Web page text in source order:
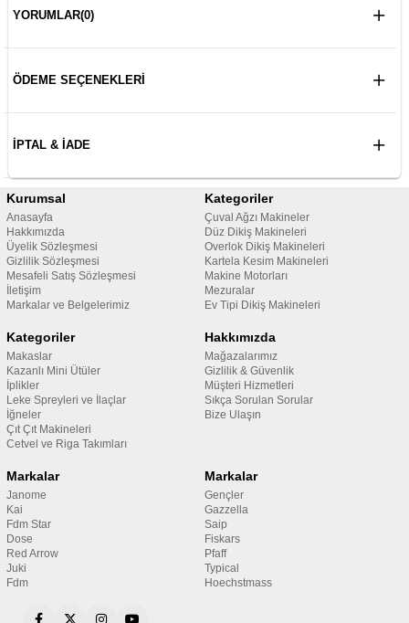
YORUMLAR(0)
ÖDEME SEÇENEKLERI
İPTAL & İADE
Kurumsal
Anasayfa
Hakkımızda
Üyelik Sözleşmesi
Gizlilik Sözleşmesi
Mesafeli Satış Sözleşmesi
İletişim
Markalar ve Belgelerimiz
Kategoriler
Çuval Ağzı Makineler
Düz Dikiş Makineleri
Overlok Dikiş Makineleri
Kartela Kesim Makineleri
Makine Motorları
Mezuralar
Ev Tipi Dikiş Makineleri
Kategoriler
Makaslar
Kazanlı Mini Ütüler
İplikler
Leke Spreyleri ve İlaçlar
İğneler
Çıt Çıt Makineleri
Cetvel ve Riga Takımları
Hakkımızda
Mağazalarımız
Gizlilik & Güvenlik
Müşteri Hizmetleri
Sıkça Sorulan Sorular
Bize Ulaşın
Markalar
Janome
Kai
Fdm Star
Dose
Red Arrow
Juki
Fdm
Markalar
Gençler
Gazzella
Saip
Fiskars
Pfaff
Typical
Hoechstmass